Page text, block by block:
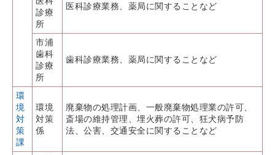
診療
所
医科診療業務、薬局に関することなど
市浦
歯科
診療
所
歯科診療業務、薬局に関することなど
環
境
対
策
課
環境
対策
係
廃棄物の処理計画、一般廃棄物処理業の許可、
斎場の維持管理、埋火葬の許可、狂犬病予防
法、公害、交通安全に関することなど